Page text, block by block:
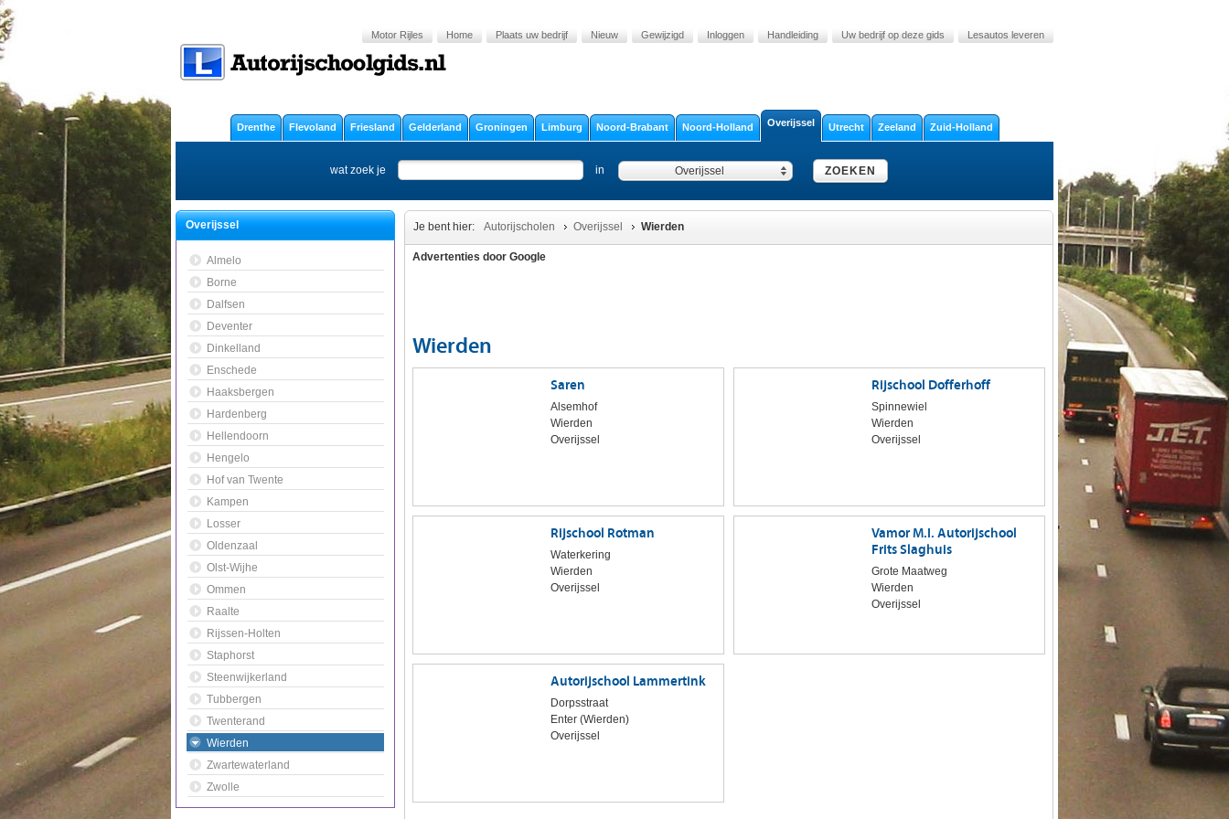
Motor Rijles Home Plaats uw bedrijf Nieuw Gewijzigd Inloggen Handleiding Uw bedrijf op deze gids Lesautos leveren
Drenthe Flevoland Friesland Gelderland Groningen Limburg Noord-Brabant Noord-Holland Overijssel Utrecht Zeeland Zuid-Holland
wat zoek je in Overijssel ZOEKEN
Overijssel
Almelo
Borne
Dalfsen
Deventer
Dinkelland
Enschede
Haaksbergen
Hardenberg
Hellendoorn
Hengelo
Hof van Twente
Kampen
Losser
Oldenzaal
Olst-Wijhe
Ommen
Raalte
Rijssen-Holten
Staphorst
Steenwijkerland
Tubbergen
Twenterand
Wierden
Zwartewaterland
Zwolle
Je bent hier: Autorijscholen Overijssel Wierden
Advertenties door Google
Wierden
Saren
Alsemhof
Wierden
Overijssel
Rijschool Dofferhoff
Spinnewiel
Wierden
Overijssel
Rijschool Rotman
Waterkering
Wierden
Overijssel
Vamor M.I. Autorijschool
Frits Slaghuis
Grote Maatweg
Wierden
Overijssel
Autorijschool Lammertink
Dorpsstraat
Enter (Wierden)
Overijssel